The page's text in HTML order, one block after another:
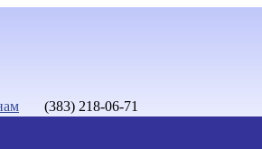
(383) 218-06-71